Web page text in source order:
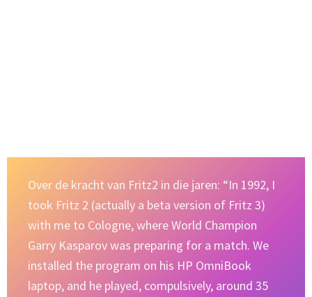
Over de kracht van Fritz2 in die jaren: “In 1992, I
took Fritz 2 (actually a beta version of Fritz 3)
with me to Cologne, where World Champion
Garry Kasparov was preparing for a match. We
installed the program on his HP OmniBook
laptop, and he played, compulsively, around 35